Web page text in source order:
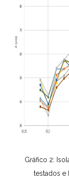
Gráfico 2:
testados e